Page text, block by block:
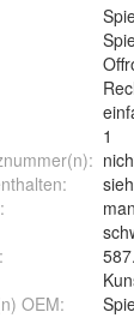
1
:
:
:
:
OEM: